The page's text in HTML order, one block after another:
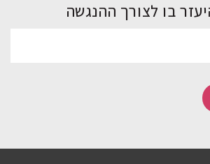
בו לצורך ההנגשה